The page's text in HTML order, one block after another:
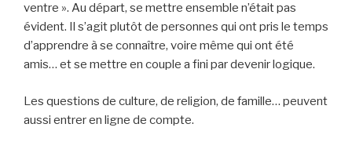
ventre ». Au départ, se mettre ensemble n’était pas
évident. Il s’agit plutôt de personnes qui ont pris le temps
d’apprendre à se connaître, voire même qui ont été
amis… et se mettre en couple a fini par devenir logique.
Les questions de culture, de religion, de famille… peuvent
aussi entrer en ligne de compte.